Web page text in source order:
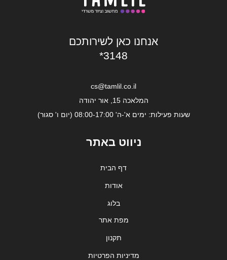
אנחנו כאן לשירותכם
*3148
cs@tamlil.co.il
המלאכה 15, אור יהודה
שעות פעילות: ימים א'-ה' 08:00-17:00 (יום ו' סגור)
ניווט באתר
דף הבית
אודות
בלוג
מפת אתר
תקנון
מדיניות הפרטיות